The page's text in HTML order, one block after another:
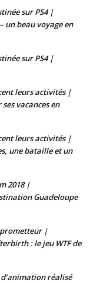
sur PS4 |
un beau voyage en
sur PS4 |
leurs activités |
vacances en
leurs activités |
une bataille et un
2018 |
Guadeloupe
|
: le jeu WTF de
réalisé